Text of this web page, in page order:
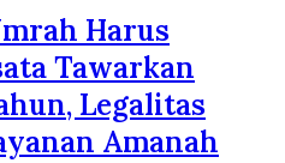
Harus
Tawarkan
Legalitas
Amanah